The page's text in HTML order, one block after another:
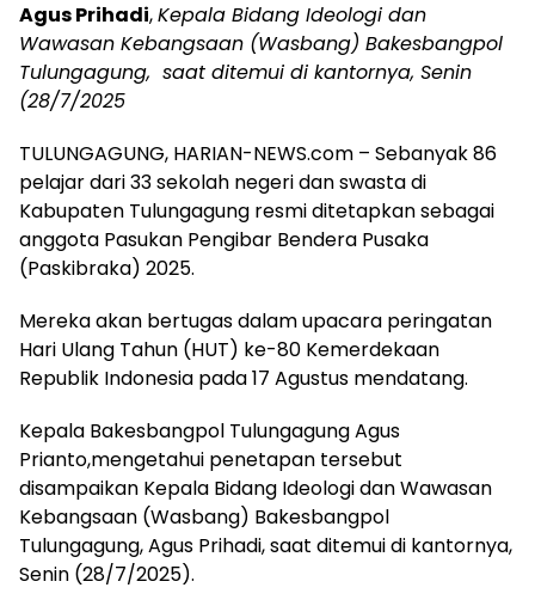
Agus Prihadi,Kepala Bidang Ideologi dan
Wawasan Kebangsaan (Wasbang) Bakesbangpol
Tulungagung, saat ditemui di kantornya, Senin
(28/7/2025
TULUNGAGUNG, HARIAN-NEWS.com – Sebanyak 86
pelajar dari 33 sekolah negeri dan swasta di
Kabupaten Tulungagung resmi ditetapkan sebagai
anggota Pasukan Pengibar Bendera Pusaka
(Paskibraka) 2025.
Mereka akan bertugas dalam upacara peringatan
Hari Ulang Tahun (HUT) ke-80 Kemerdekaan
Republik Indonesia pada 17 Agustus mendatang.
Kepala Bakesbangpol Tulungagung Agus
Prianto,mengetahui penetapan tersebut
disampaikan Kepala Bidang Ideologi dan Wawasan
Kebangsaan (Wasbang) Bakesbangpol
Tulungagung, Agus Prihadi, saat ditemui di kantornya,
Senin (28/7/2025).